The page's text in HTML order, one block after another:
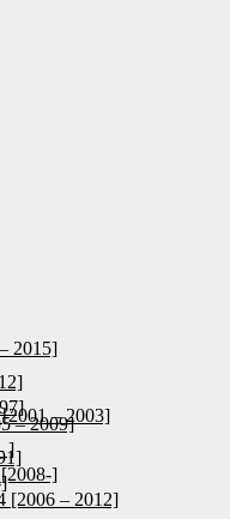
2015]
– 2003]
– 2009]
]
]
[2006 – 2012]